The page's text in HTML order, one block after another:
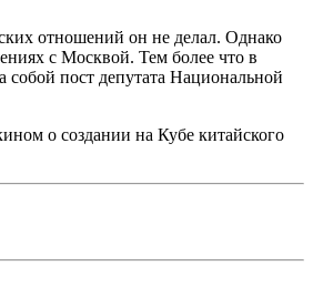
отношений он не делал. Однако
с Москвой. Тем более что в
собой пост депутата Национальной
о создании на Кубе китайского